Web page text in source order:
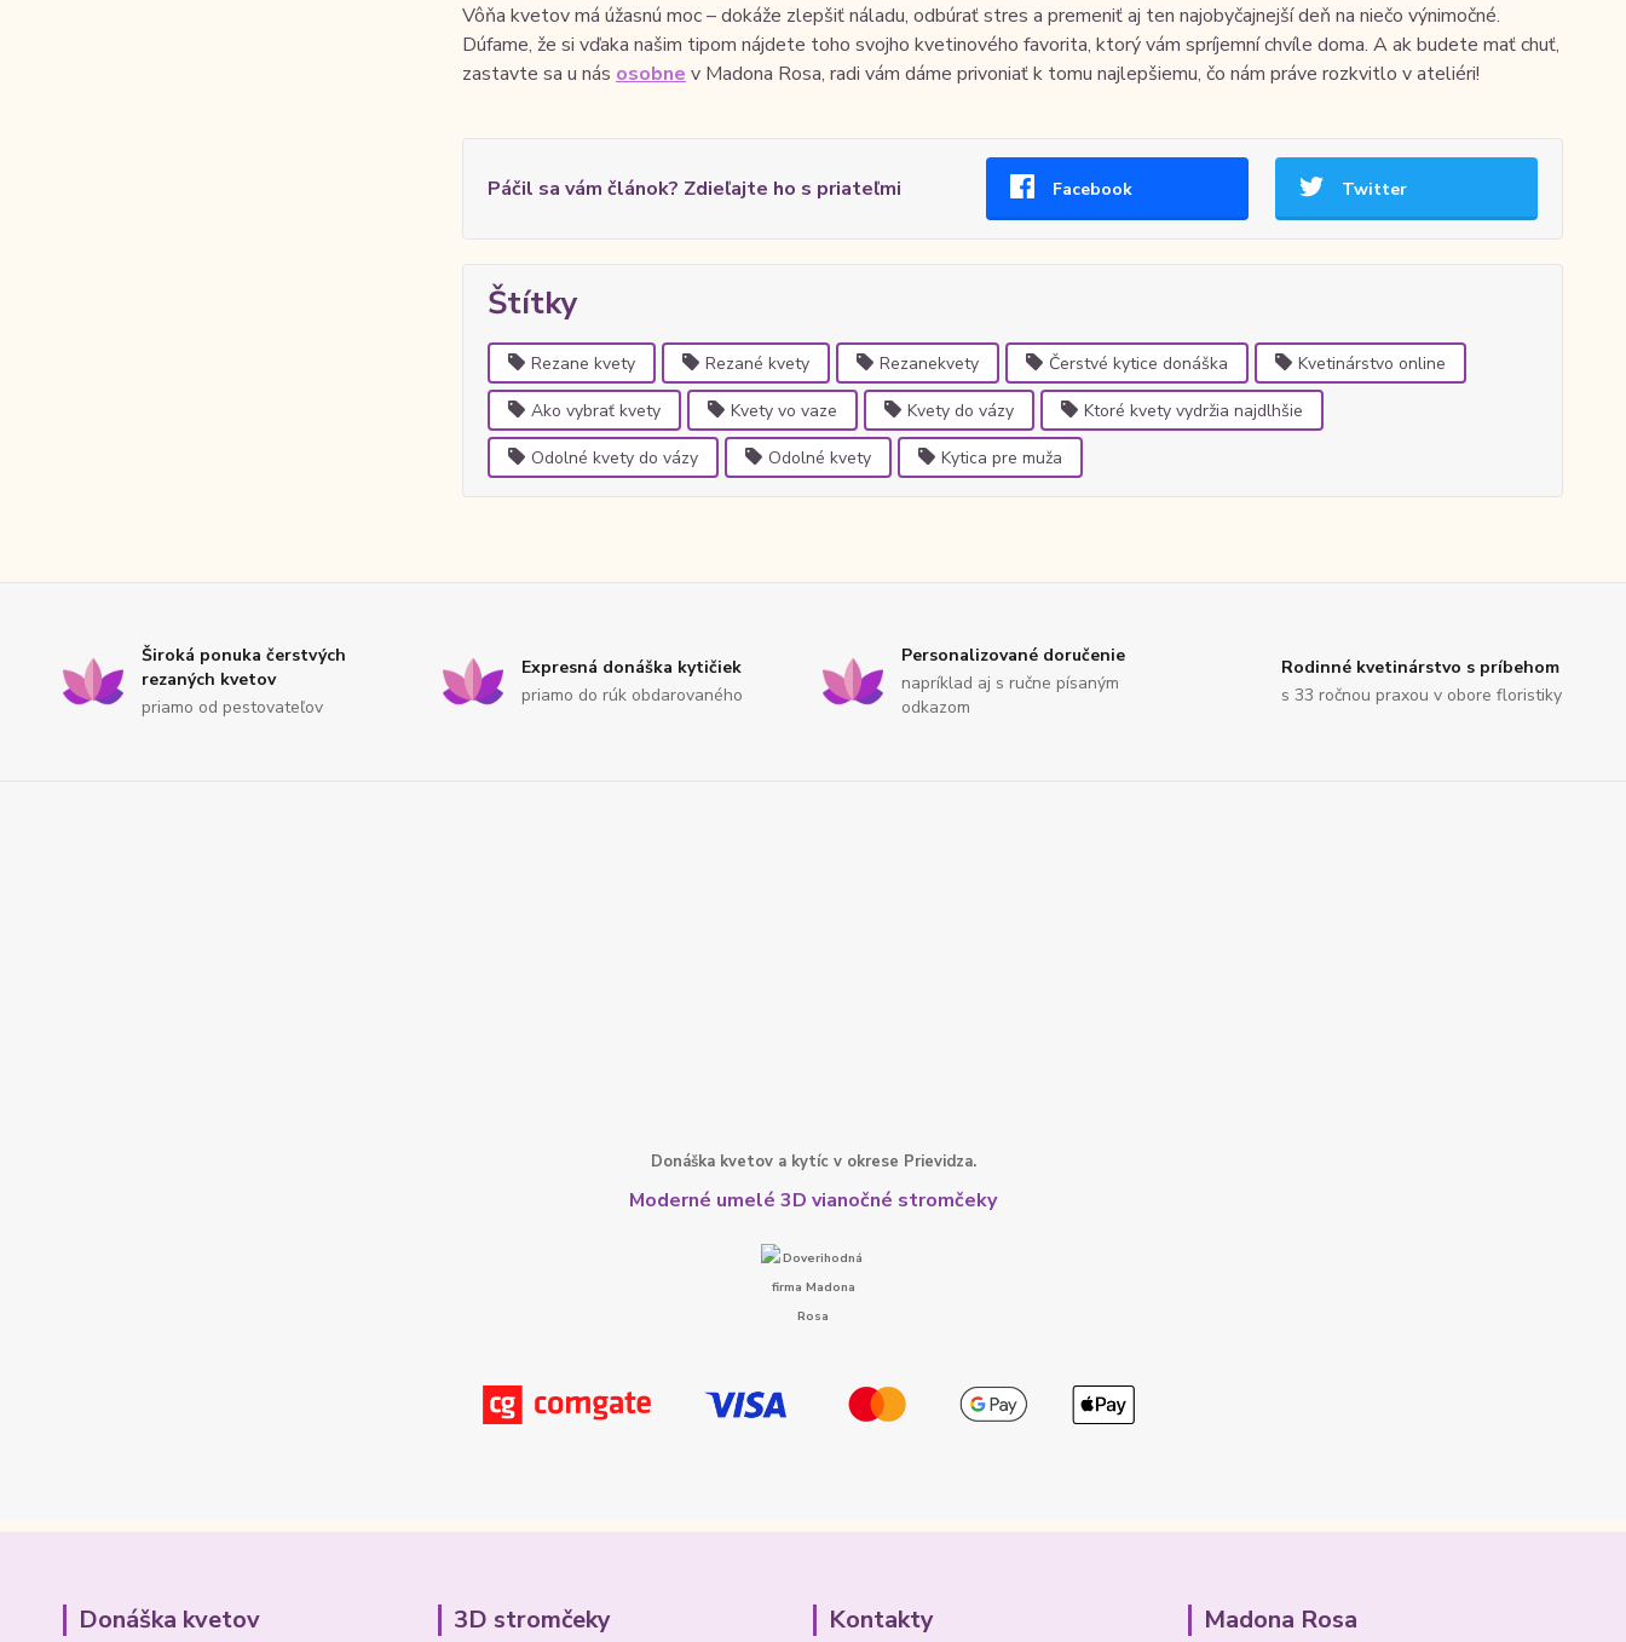
Vôňa kvetov má úžasnú moc – dokáže zlepšiť náladu, odbúrať stres a premeniť aj ten najobyčajnejší deň na niečo výnimočné.
Dúfame, že si vďaka našim tipom nájdete toho svojho kvetinového favorita, ktorý vám spríjemní chvíle doma. A ak budete mať chuť,
zastavte sa u nás osobne v Madona Rosa, radi vám dáme privoniať k tomu najlepšiemu, čo nám práve rozkvitlo v ateliéri!
Páčil sa vám článok? Zdieľajte ho s priateľmi Facebook Twitter
Štítky
Rezane kvety Rezané kvety Rezanekvety Čerstvé kytice donáška Kvetinárstvo online
Ako vybrať kvety Kvety vo vaze Kvety do vázy Ktoré kvety vydržia najdlhšie
Odolné kvety do vázy Odolné kvety Kytica pre muža
Široká ponuka čerstvých
rezaných kvetov
priamo od pestovateľov
Expresná donáška kytičiek
priamo do rúk obdarovaného
Personalizované doručenie
napríklad aj s ručne písaným
odkazom
Rodinné kvetinárstvo s príbehom
s 33 ročnou praxou v obore floristiky
Donáška kvetov a kytíc v okrese Prievidza.
Moderné umelé 3D vianočné stromčeky
Donáška kvetov 3D stromčeky Kontakty Madona Rosa